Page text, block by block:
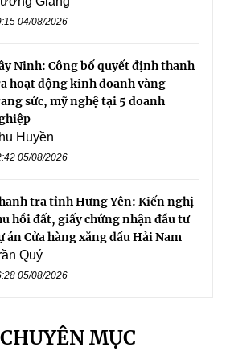
04/08/2026
Ninh: Công bố quyết định thanh
hoạt động kinh doanh vàng
sức, mỹ nghệ tại 5 doanh
Huyền
05/08/2026
tra tỉnh Hưng Yên: Kiến nghị
hồi đất, giấy chứng nhận đầu tư
án Cửa hàng xăng dầu Hải Nam
Quý
05/08/2026
MỤC